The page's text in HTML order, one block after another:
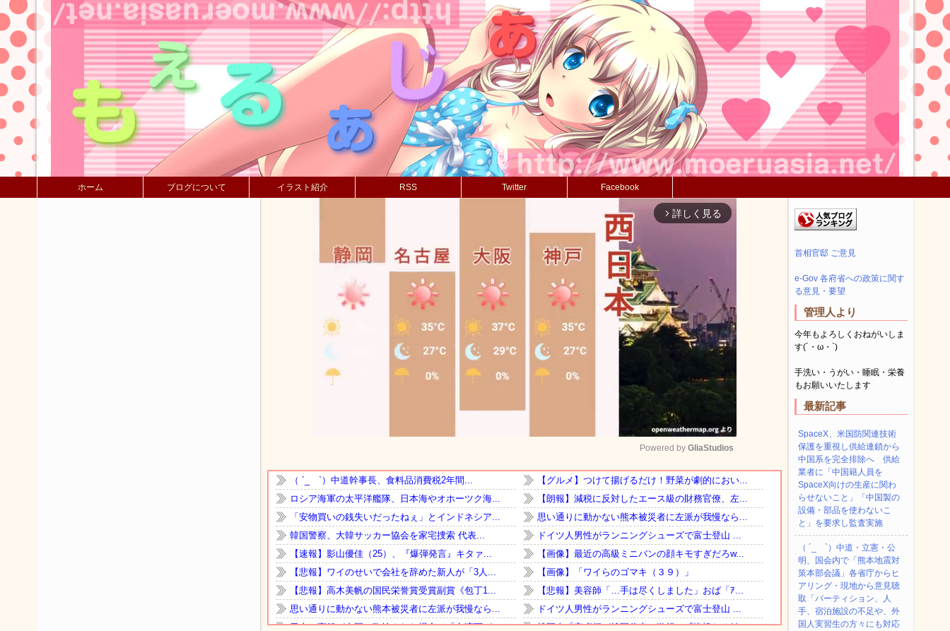
ホーム ブログについて イラスト紹介 RSS Twitter Facebook
arrow_forward_ios 詳しく見る
Mute
Powered by GliaStudios
首相官邸 ご意見
e-Gov 各府省への政策に関す
る意見・要望
管理人より
今年もよろしくおねがいしま
す(´・ω・`)
手洗い・うがい・睡眠・栄養
もお願いいたします
最新記事
SpaceX、米国防関連技術
保護を重視し供給連鎖から
中国系を完全排除へ 供給
業者に「中国籍人員を
SpaceX向けの生産に関わ
らせないこと」「中国製の
設備・部品を使わないこ
と」を要求し監査実施
（ ´_ゝ`）中道・立憲・公
明、国会内で「熊本地震対
策本部会議」各省庁からヒ
アリング・現地から意見聴
取「パーティション、人
手、宿泊施設の不足や、外
国人実習生の方々にも対応